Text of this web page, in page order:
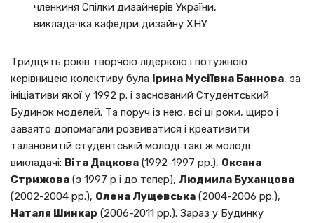
членкиня Спілки дизайнерів України,
викладачка кафедри дизайну ХНУ
Тридцять років творчою лідеркою і потужною
керівницею колективу була Ірина Мусіївна Баннова, за
ініціативи якої у 1992 р. і заснований Студентський
Будинок моделей. Та поруч із нею, всі ці роки, щиро і
завзято допомагали розвиватися і креативити
талановитій студентській молоді такі ж молоді
викладачі: Віта Дацкова (1992-1997 рр.), Оксана
Стрижова (з 1997 р і до тепер), Людмила Буханцова
(2002-2004 рр.), Олена Лущевська (2004-2006 рр.),
Наталя Шинкар (2006-2011 рр.). Зараз у Будинку